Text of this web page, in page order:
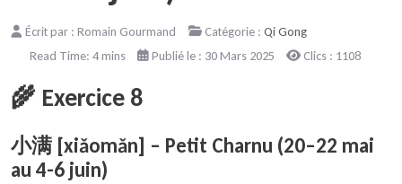
Écrit par : Romain Gourmand Catégorie : Qi Gong
Read Time: 4 mins
Publié le : 30 Mars 2025 Clics : 1108
🌾 Exercice 8
小满 [xiǎomǎn] – Petit Charnu (20–22 mai
au 4-6 juin)